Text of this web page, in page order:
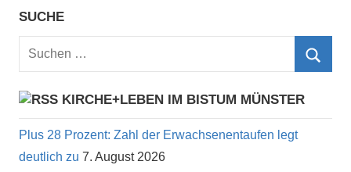
SUCHE
Suchen
KIRCHE+LEBEN IM BISTUM MÜNSTER
Plus 28 Prozent: Zahl der Erwachsenentaufen legt
deutlich zu 7. August 2026